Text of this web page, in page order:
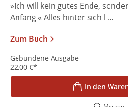
»Ich will kein gutes Ende,
Anfang.« Alles hinter sich l ...
Zum Buch
Gebundene Ausgabe
22,00 €*
In den